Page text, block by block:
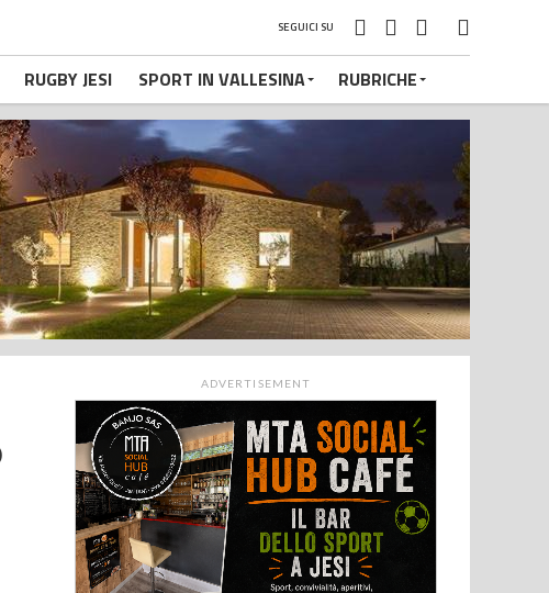
SEGUICI SU
RUGBY JESI SPORT IN VALLESINA RUBRICHE
ADVERTISEMENT